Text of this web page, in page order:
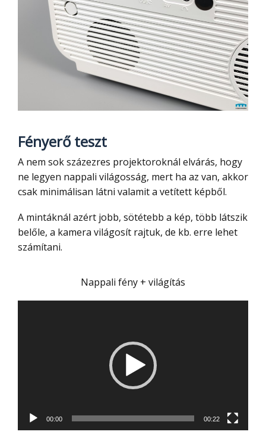
Fényerő teszt
A nem sok százezres projektoroknál elvárás, hogy
ne legyen nappali világosság, mert ha az van, akkor
csak minimálisan látni valamit a vetített képből.
A mintáknál azért jobb, sötétebb a kép, több látszik
belőle, a kamera világosít rajtuk, de kb. erre lehet
számítani.
Nappali fény + világítás
00:00 00:22